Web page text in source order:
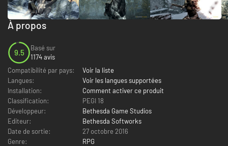
À propos
9.5
Basé sur
1174 avis
Compatibilité par pays:
Voir la liste
Langues:
Voir les langues supportées
Installation:
Comment activer ce produit
Classification:
PEGI 18
Développeur:
Bethesda Game Studios
Editeur:
Bethesda Softworks
Date de sortie:
27 octobre 2016
Genre:
RPG